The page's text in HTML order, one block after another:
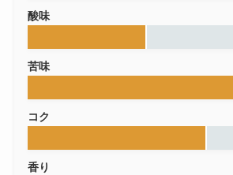
酸味
苦味
コク
香り